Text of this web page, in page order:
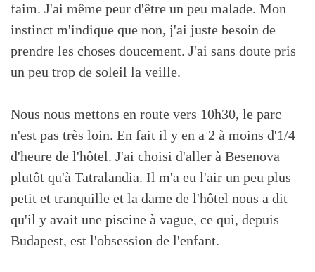
faim. J'ai même peur d'être un peu malade. Mon
instinct m'indique que non, j'ai juste besoin de
prendre les choses doucement. J'ai sans doute pris
un peu trop de soleil la veille.
Nous nous mettons en route vers 10h30, le parc
n'est pas très loin. En fait il y en a 2 à moins d'1/4
d'heure de l'hôtel. J'ai choisi d'aller à Besenova
plutôt qu'à Tatralandia. Il m'a eu l'air un peu plus
petit et tranquille et la dame de l'hôtel nous a dit
qu'il y avait une piscine à vague, ce qui, depuis
Budapest, est l'obsession de l'enfant.